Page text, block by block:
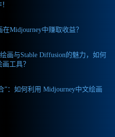
Midjourney中赚取收益？
画与Stable Diffusion的魅力，如何
工具？
”：如何利用 Midjourney中文绘画